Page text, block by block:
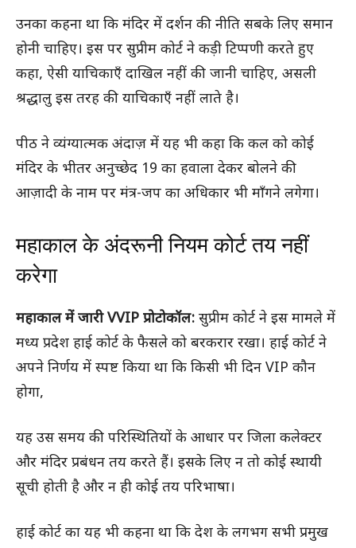
उनका कहना था कि मंदिर में दर्शन की नीति सबके लिए समान
होनी चाहिए। इस पर सुप्रीम कोर्ट ने कड़ी टिप्पणी करते हुए
कहा, ऐसी याचिकाएँ दाखिल नहीं की जानी चाहिए, असली
श्रद्धालु इस तरह की याचिकाएँ नहीं लाते है।
पीठ ने व्यंग्यात्मक अंदाज़ में यह भी कहा कि कल को कोई
मंदिर के भीतर अनुच्छेद 19 का हवाला देकर बोलने की
आज़ादी के नाम पर मंत्र-जप का अधिकार भी माँगने लगेगा।
महाकाल के अंदरूनी नियम कोर्ट तय नहीं
करेगा
महाकाल में जारी VVIP प्रोटोकॉल: सुप्रीम कोर्ट ने इस मामले में
मध्य प्रदेश हाई कोर्ट के फैसले को बरकरार रखा। हाई कोर्ट ने
अपने निर्णय में स्पष्ट किया था कि किसी भी दिन VIP कौन
होगा,
यह उस समय की परिस्थितियों के आधार पर जिला कलेक्टर
और मंदिर प्रबंधन तय करते हैं। इसके लिए न तो कोई स्थायी
सूची होती है और न ही कोई तय परिभाषा।
हाई कोर्ट का यह भी कहना था कि देश के लगभग सभी प्रमुख